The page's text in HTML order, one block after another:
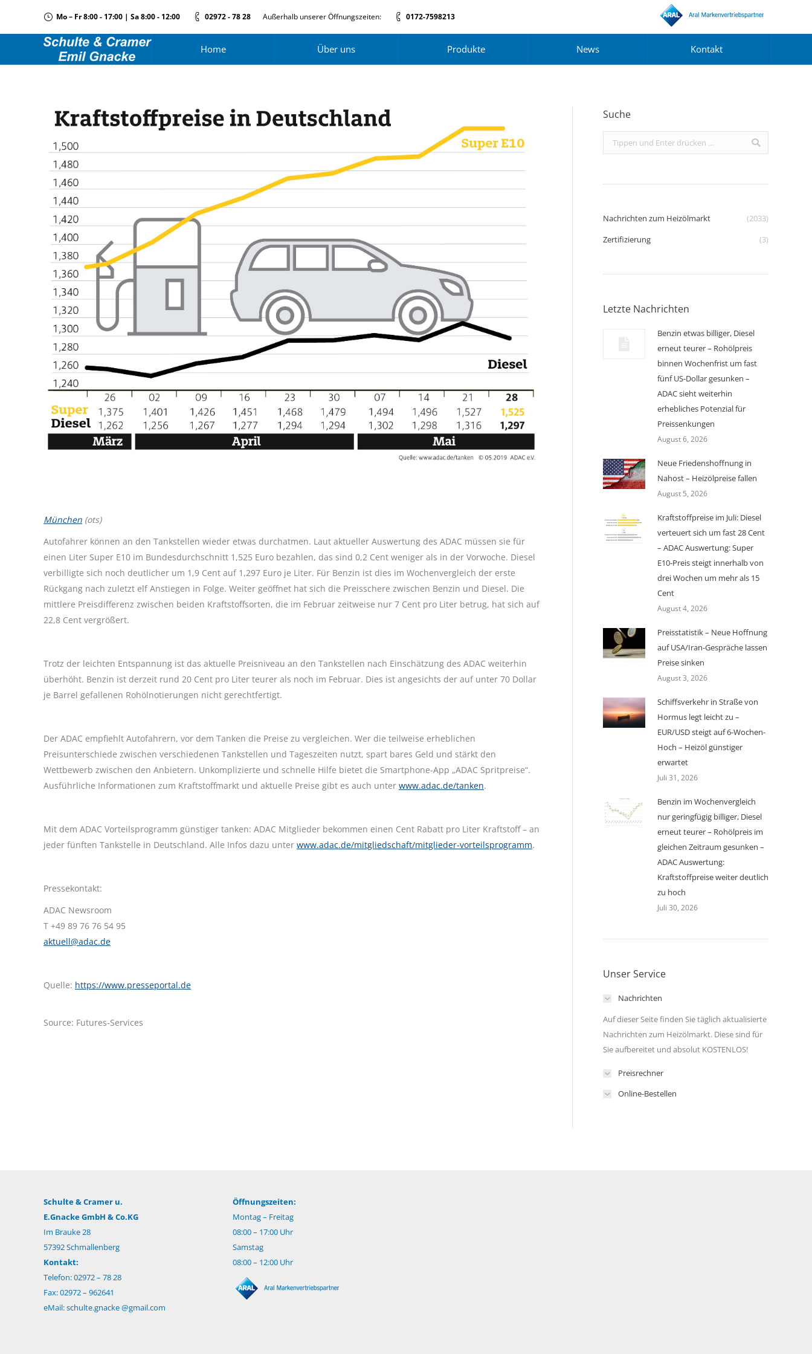
Mo – Fr 8:00 - 17:00 | Sa 8:00 - 12:00 02972 - 78 28 Außerhalb unserer Öffnungszeiten: 0172-7598213
Home Über uns Produkte News Kontakt
München (ots)
Autofahrer können an den Tankstellen wieder etwas durchatmen. Laut aktueller Auswertung des ADAC müssen sie für
einen Liter Super E10 im Bundesdurchschnitt 1,525 Euro bezahlen, das sind 0,2 Cent weniger als in der Vorwoche. Diesel
verbilligte sich noch deutlicher um 1,9 Cent auf 1,297 Euro je Liter. Für Benzin ist dies im Wochenvergleich der erste
Rückgang nach zuletzt elf Anstiegen in Folge. Weiter geöffnet hat sich die Preisschere zwischen Benzin und Diesel. Die
mittlere Preisdifferenz zwischen beiden Kraftstoffsorten, die im Februar zeitweise nur 7 Cent pro Liter betrug, hat sich auf
22,8 Cent vergrößert.
Trotz der leichten Entspannung ist das aktuelle Preisniveau an den Tankstellen nach Einschätzung des ADAC weiterhin
überhöht. Benzin ist derzeit rund 20 Cent pro Liter teurer als noch im Februar. Dies ist angesichts der auf unter 70 Dollar
je Barrel gefallenen Rohölnotierungen nicht gerechtfertigt.
Der ADAC empfiehlt Autofahrern, vor dem Tanken die Preise zu vergleichen. Wer die teilweise erheblichen
Preisunterschiede zwischen verschiedenen Tankstellen und Tageszeiten nutzt, spart bares Geld und stärkt den
Wettbewerb zwischen den Anbietern. Unkomplizierte und schnelle Hilfe bietet die Smartphone-App „ADAC Spritpreise“.
Ausführliche Informationen zum Kraftstoffmarkt und aktuelle Preise gibt es auch unter www.adac.de/tanken.
Mit dem ADAC Vorteilsprogramm günstiger tanken: ADAC Mitglieder bekommen einen Cent Rabatt pro Liter Kraftstoff – an
jeder fünften Tankstelle in Deutschland. Alle Infos dazu unter www.adac.de/mitgliedschaft/mitglieder-vorteilsprogramm.
Pressekontakt:
ADAC Newsroom
T +49 89 76 76 54 95
aktuell@adac.de
Quelle: https://www.presseportal.de
Source: Futures-Services
Suche
Search:
Nachrichten zum Heizölmarkt
(2033)
Zertifizierung
(3)
Letzte Nachrichten
Benzin etwas billiger, Diesel
erneut teurer – Rohölpreis
binnen Wochenfrist um fast
fünf US-Dollar gesunken –
ADAC sieht weiterhin
erhebliches Potenzial für
Preissenkungen
August 6, 2026
Neue Friedenshoffnung in
Nahost – Heizölpreise fallen
August 5, 2026
Kraftstoffpreise im Juli: Diesel
verteuert sich um fast 28 Cent
– ADAC Auswertung: Super
E10-Preis steigt innerhalb von
drei Wochen um mehr als 15
Cent
August 4, 2026
Preisstatistik – Neue Hoffnung
auf USA/Iran-Gespräche lassen
Preise sinken
August 3, 2026
Schiffsverkehr in Straße von
Hormus legt leicht zu –
EUR/USD steigt auf 6-Wochen-
Hoch – Heizöl günstiger
erwartet
Juli 31, 2026
Benzin im Wochenvergleich
nur geringfügig billiger, Diesel
erneut teurer – Rohölpreis im
gleichen Zeitraum gesunken –
ADAC Auswertung:
Kraftstoffpreise weiter deutlich
zu hoch
Juli 30, 2026
Unser Service
Nachrichten
Auf dieser Seite finden Sie täglich aktualisierte
Nachrichten zum Heizölmarkt. Diese sind für
Sie aufbereitet und absolut KOSTENLOS!
Preisrechner
Online-Bestellen
Schulte & Cramer u.
E.Gnacke GmbH & Co.KG
Im Brauke 28
57392 Schmallenberg
Kontakt:
Telefon: 02972 – 78 28
Fax: 02972 – 962641
eMail:schulte.gnacke @gmail.com
Öffnungszeiten:
Montag – Freitag
08:00 – 17:00 Uhr
Samstag
08:00 – 12:00 Uhr